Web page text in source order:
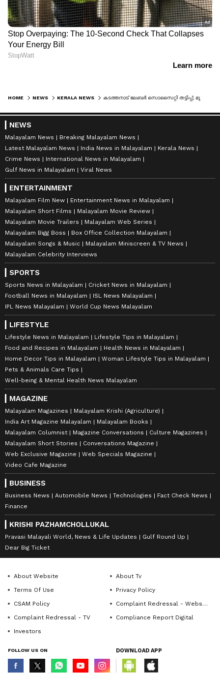
HOME NEWS KERALA NEWS
NEWS
Malayalam News
Breaking Malayalam News
Latest Malayalam News
India News in Malayalam
Kerala News
Crime News
International News in Malayalam
Gulf News in Malayalam
Viral News
ENTERTAINMENT
Malayalam Film New
Entertainment News in Malayalam
Malayalam Short Films
Malayalam Movie Review
Malayalam Movie Trailers
Malayalam Web Series
Malayalam Bigg Boss
Box Office Collection Malayalam
Malayalam Songs & Music
Malayalam Miniscreen & TV News
Malayalam Celebrity Interviews
SPORTS
Sports News in Malayalam
Cricket News in Malayalam
Football News in Malayalam
ISL News Malayalam
IPL News Malayalam
World Cup News Malayalam
LIFESTYLE
Lifestyle News in Malayalam
Lifestyle Tips in Malayalam
Food and Recipes in Malayalam
Health News in Malayalam
Home Decor Tips in Malayalam
Woman Lifestyle Tips in Malayalam
Pets & Animals Care Tips
Well-being & Mental Health News Malayalam
MAGAZINE
Malayalam Magazines
Malayalam Krishi (Agriculture)
India Art Magazine Malayalam
Malayalam Books
Malayalam Columnist
Magazine Conversations
Culture Magazines
Malayalam Short Stories
Conversations Magazine
Web Exclusive Magazine
Web Specials Magazine
Video Cafe Magazine
BUSINESS
Business News Automobile News Technologies
Fact Check News
Finance
KRISHI PAZHAMCHOLLUKAL
Pravasi Malayali World, News & Life Updates
Gulf Round Up
Dear Big Ticket
About Website
About Tv
Terms Of Use
Privacy Policy
CSAM Policy
Complaint Redressal - Website
Complaint Redressal - TV
Compliance Report Digital
Investors
FOLLOW US ON DOWNLOAD APP